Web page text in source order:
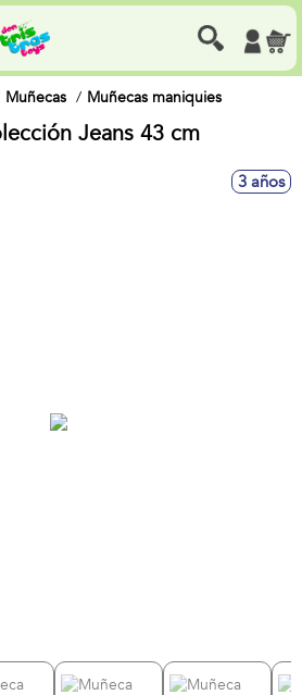
Muñecas Muñecas maniquies
Jeans 43 cm
3 años